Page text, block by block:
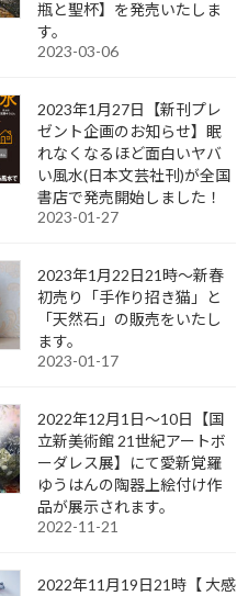
瓶と聖杯】を発売いたしま
す。
2023-03-06
2023年1月27日【新刊プレ
ゼント企画のお知らせ】眠
れなくなるほど面白いヤバ
い風水(日本文芸社刊)が全国
書店で発売開始しました！
2023-01-27
2023年1月22日21時～新春
初売り「手作り招き猫」と
「天然石」の販売をいたし
ます。
2023-01-17
2022年12月1日～10日【国
立新美術館 21世紀アートボ
ーダレス展】にて愛新覚羅
ゆうはんの陶器上絵付け作
品が展示されます。
2022-11-21
2022年11月19日21時【 大感